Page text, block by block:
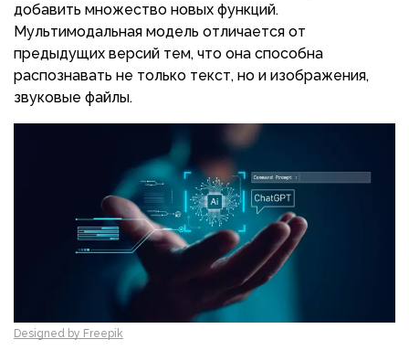
добавить множество новых функций.
Мультимодальная модель отличается от
предыдущих версий тем, что она способна
распознавать не только текст, но и изображения,
звуковые файлы.
Designed by Freepik